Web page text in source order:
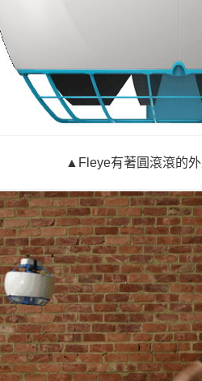
▲Fleye有著圓滾滾的外